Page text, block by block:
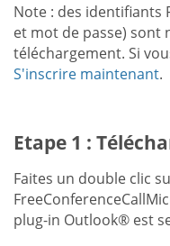
Note : des identifiants
et mot de passe) sont
téléchargement. Si
S'inscrire maintenant.
Etape 1 :
Faites un double clic
plug-in Outlook® est